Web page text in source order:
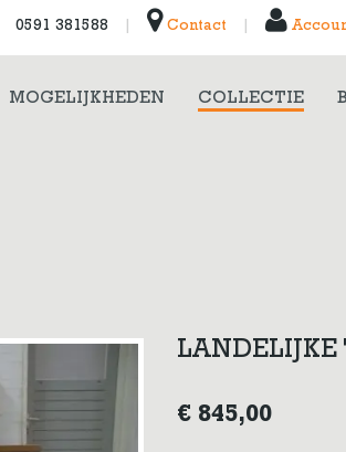
0591 381588 Contact
MOGELIJKHEDEN COLLECTIE
LANDELIJKE
€ 845,00